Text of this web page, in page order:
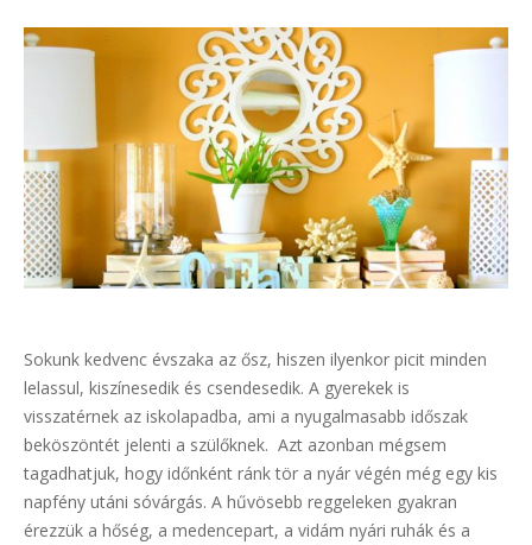
Sokunk kedvenc évszaka az ősz, hiszen ilyenkor picit minden
lelassul, kiszínesedik és csendesedik. A gyerekek is
visszatérnek az iskolapadba, ami a nyugalmasabb időszak
beköszöntét jelenti a szülőknek. Azt azonban mégsem
tagadhatjuk, hogy időnként ránk tör a nyár végén még egy kis
napfény utáni sóvárgás. A hűvösebb reggeleken gyakran
érezzük a hőség, a medencepart, a vidám nyári ruhák és a